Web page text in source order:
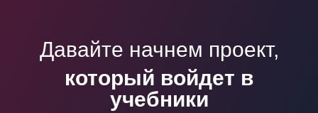
Давайте начнем проект,
который войдет в
учебники